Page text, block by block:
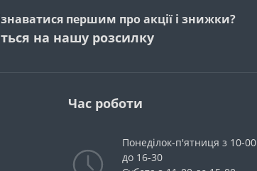
першим про акції і знижки?
на нашу розсилку
Час роботи
Понеділок-п'ятниця з 10-00
до 16-30